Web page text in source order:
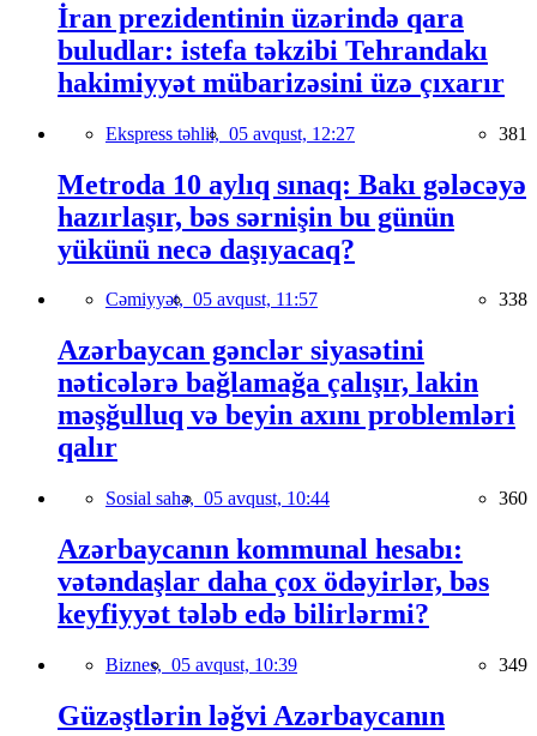
İran prezidentinin üzərində qara
buludlar: istefa təkzibi Tehrandakı
hakimiyyət mübarizəsini üzə çıxarır
Ekspress təhlil, 05 avqust, 12:27 381
Metroda 10 aylıq sınaq: Bakı gələcəyə
hazırlaşır, bəs sərnişin bu günün
yükünü necə daşıyacaq?
Cəmiyyət, 05 avqust, 11:57 338
Azərbaycan gənclər siyasətini
nəticələrə bağlamağa çalışır, lakin
məşğulluq və beyin axını problemləri
qalır
Sosial sahə, 05 avqust, 10:44 360
Azərbaycanın kommunal hesabı:
vətəndaşlar daha çox ödəyirlər, bəs
keyfiyyət tələb edə bilirlərmi?
Biznes, 05 avqust, 10:39 349
Güzəştlərin ləğvi Azərbaycanın